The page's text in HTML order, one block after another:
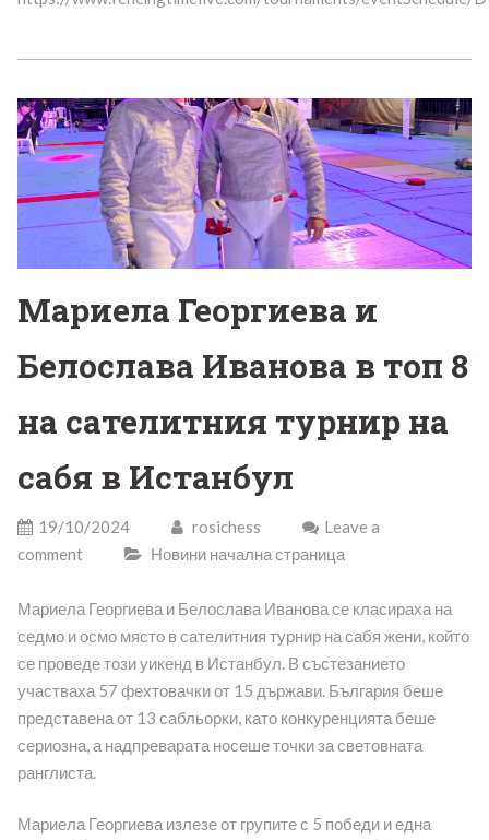
Мариела Георгиева и
Белослава Иванова в топ 8
на сателитния турнир на
сабя в Истанбул
19/10/2024 rosichess
Leave a
comment
Новини начална страница
Мариела Георгиева и Белослава Иванова се класираха на
седмо и осмо място в сателитния турнир на сабя жени, който
се проведе този уикенд в Истанбул. В състезанието
участваха 57 фехтовачки от 15 държави. България беше
представена от 13 сабльорки, като конкуренцията беше
сериозна, а надпреварата носеше точки за световната
ранглиста.
Мариела Георгиева излезе от групите с 5 победи и една